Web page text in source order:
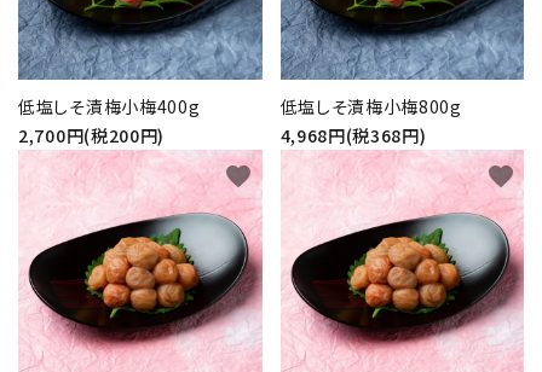
特定商取引法について
お問い合わせ
低塩しそ漬梅小梅400g
2,700円(税200円)
低塩しそ漬梅小梅800g
4,968円(税368円)
favorite favorite